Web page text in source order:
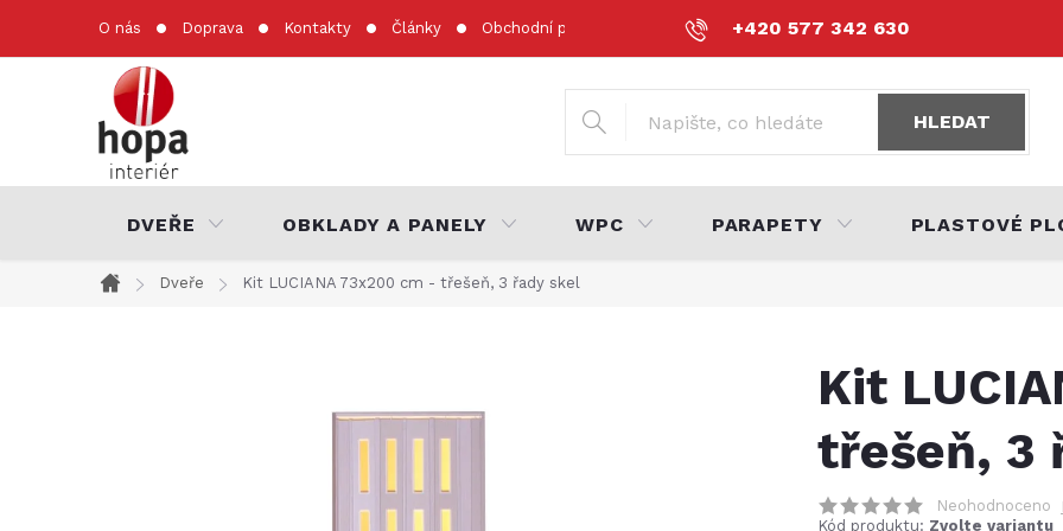
+420 577 342 630
O nás Doprava Kontakty Články Obchodní podmínky Podmínky ochrany osobních údajů
HLEDAT
DVEŘE OBKLADY A PANELY WPC PARAPETY PLASTOVÉ
Domů
Dveře Kit LUCIANA 73x200 cm - třešeň, 3 řady skel
Kit
třešeň, 3
Neohodnoceno
Kód produktu: Zvolte variantu